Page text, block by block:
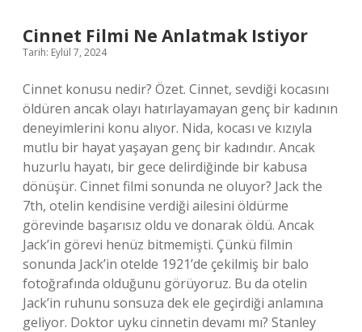
Cinnet Filmi Ne Anlatmak Istiyor
Tarih: Eylül 7, 2024
Cinnet konusu nedir? Özet. Cinnet, sevdiği kocasını
öldüren ancak olayı hatırlayamayan genç bir kadının
deneyimlerini konu alıyor. Nida, kocası ve kızıyla
mutlu bir hayat yaşayan genç bir kadındır. Ancak
huzurlu hayatı, bir gece delirdiğinde bir kabusa
dönüşür. Cinnet filmi sonunda ne oluyor? Jack the
7th, otelin kendisine verdiği ailesini öldürme
görevinde başarısız oldu ve donarak öldü. Ancak
Jack’in görevi henüz bitmemişti. Çünkü filmin
sonunda Jack’in otelde 1921’de çekilmiş bir balo
fotoğrafında olduğunu görüyoruz. Bu da otelin
Jack’in ruhunu sonsuza dek ele geçirdiği anlamına
geliyor. Doktor uyku cinnetin devamı mı? Stanley